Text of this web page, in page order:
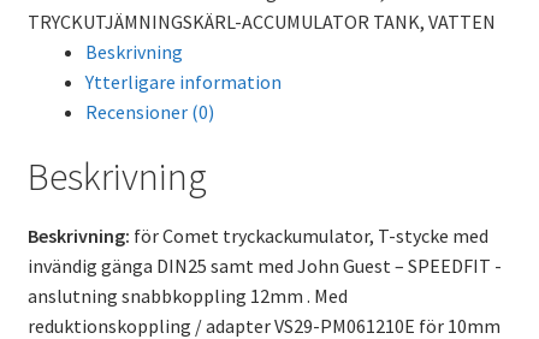
TRYCKUTJÄMNINGSKÄRL-ACCUMULATOR TANK, VATTEN
Beskrivning
Ytterligare information
Recensioner (0)
Beskrivning
Beskrivning: för Comet tryckackumulator, T-stycke med
invändig gänga DIN25 samt med John Guest – SPEEDFIT -
anslutning snabbkoppling 12mm . Med
reduktionskoppling / adapter VS29-PM061210E för 10mm